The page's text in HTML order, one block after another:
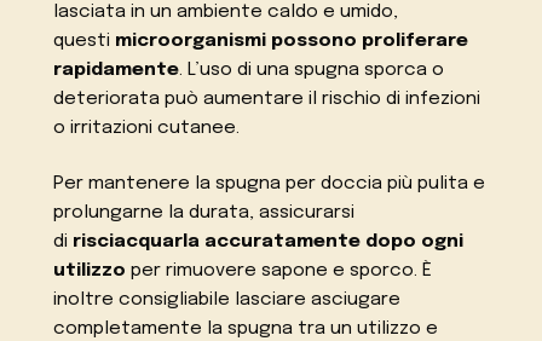
lasciata in un ambiente caldo e umido,
questi microorganismi possono proliferare
rapidamente. L’uso di una spugna sporca o
deteriorata può aumentare il rischio di infezioni
o irritazioni cutanee.
Per mantenere la spugna per doccia più pulita e
prolungarne la durata, assicurarsi
di risciacquarla accuratamente dopo ogni
utilizzo per rimuovere sapone e sporco. È
inoltre consigliabile lasciare asciugare
completamente la spugna tra un utilizzo e